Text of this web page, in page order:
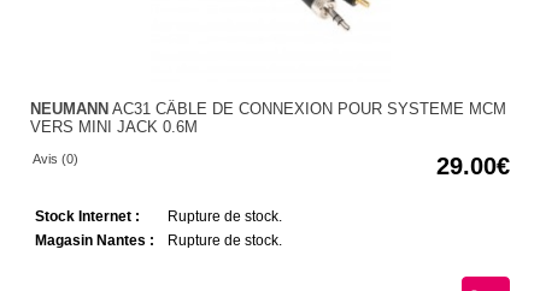
NEUMANN AC31 CÂBLE DE CONNEXION POUR SYSTEME MCM
VERS MINI JACK 0.6M
Avis (0) 29.00
Stock Internet :
Rupture de stock.
Magasin Nantes :
Rupture de stock.